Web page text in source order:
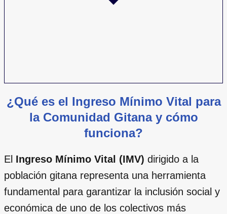
¿Qué es el Ingreso Mínimo Vital para
la Comunidad Gitana y cómo
funciona?
El Ingreso Mínimo Vital (IMV) dirigido a la
población gitana representa una herramienta
fundamental para garantizar la inclusión social y
económica de uno de los colectivos más